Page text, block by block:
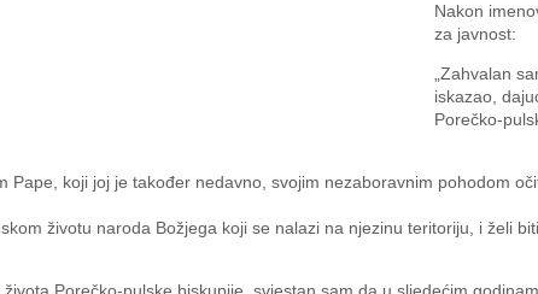
Nakon
za javnost:
„Zahvalan
iskazao,
Porečko-
koji joj je također nedavno, svojim nezaboravnim pohodom
životu naroda Božjega koji se nalazi na njezinu teritoriju, i želi